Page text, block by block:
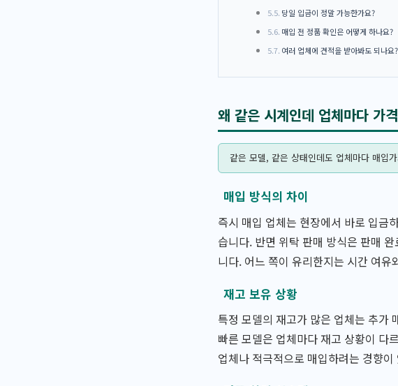
당일 입금이 정말 가능한가요?
매입 전 정품 확인은 어떻게 하나요?
여러 업체에 견적을 받아봐도 되나요?
왜 같은 시계인데 업체마다 가
같은 모델, 같은 상태인데도 업체마다 매입
매입 방식의 차이
즉시 매입 업체는 현장에서 바로 입금
습니다. 반면 위탁 판매 방식은 판매
니다. 어느 쪽이 유리한지는 시간 여
재고 보유 상황
특정 모델의 재고가 많은 업체는 추가
빠른 모델은 업체마다 재고 상황이 다
업체나 적극적으로 매입하려는 경향이